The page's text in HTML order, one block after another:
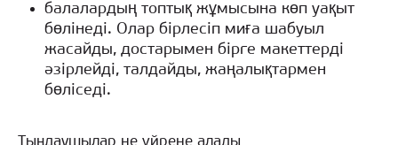
балалардың топтық жұмысына көп уақыт
бөлінеді. Олар бірлесіп миға шабуыл
жасайды, достарымен бірге макеттерді
әзірлейді, талдайды, жаңалықтармен
бөліседі.
Тыңдаушылар не үйрене алады